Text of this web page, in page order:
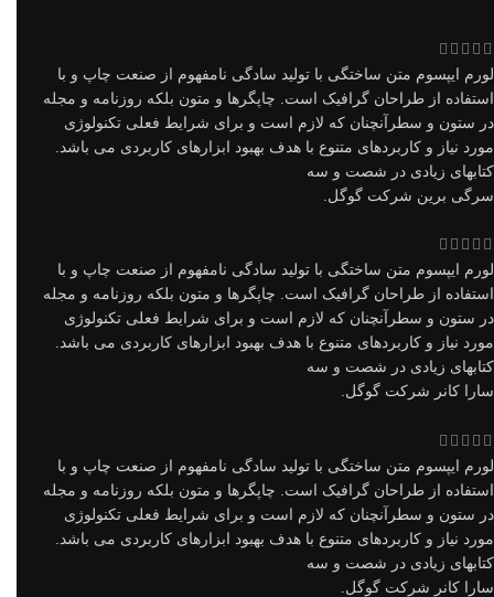
لورم ایپسوم متن ساختگی با تولید سادگی نامفهوم از صنعت چاپ و با
استفاده از طراحان گرافیک است. چاپگرها و متون بلکه روزنامه و مجله
در ستون و سطرآنچنان که لازم است و برای شرایط فعلی تکنولوژی
مورد نیاز و کاربردهای متنوع با هدف بهبود ابزارهای کاربردی می باشد.
کتابهای زیادی در شصت و سه
سرگی برین شرکت گوگل.
لورم ایپسوم متن ساختگی با تولید سادگی نامفهوم از صنعت چاپ و با
استفاده از طراحان گرافیک است. چاپگرها و متون بلکه روزنامه و مجله
در ستون و سطرآنچنان که لازم است و برای شرایط فعلی تکنولوژی
مورد نیاز و کاربردهای متنوع با هدف بهبود ابزارهای کاربردی می باشد.
کتابهای زیادی در شصت و سه
سارا کانر شرکت گوگل.
لورم ایپسوم متن ساختگی با تولید سادگی نامفهوم از صنعت چاپ و با
استفاده از طراحان گرافیک است. چاپگرها و متون بلکه روزنامه و مجله
در ستون و سطرآنچنان که لازم است و برای شرایط فعلی تکنولوژی
مورد نیاز و کاربردهای متنوع با هدف بهبود ابزارهای کاربردی می باشد.
کتابهای زیادی در شصت و سه
سارا کانر شرکت گوگل.